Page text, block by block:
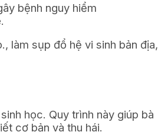
bệnh nguy hiểm
, làm sụp đổ hệ vi sinh bản địa,
học. Quy trình này giúp bà
cơ bản và thu hái.